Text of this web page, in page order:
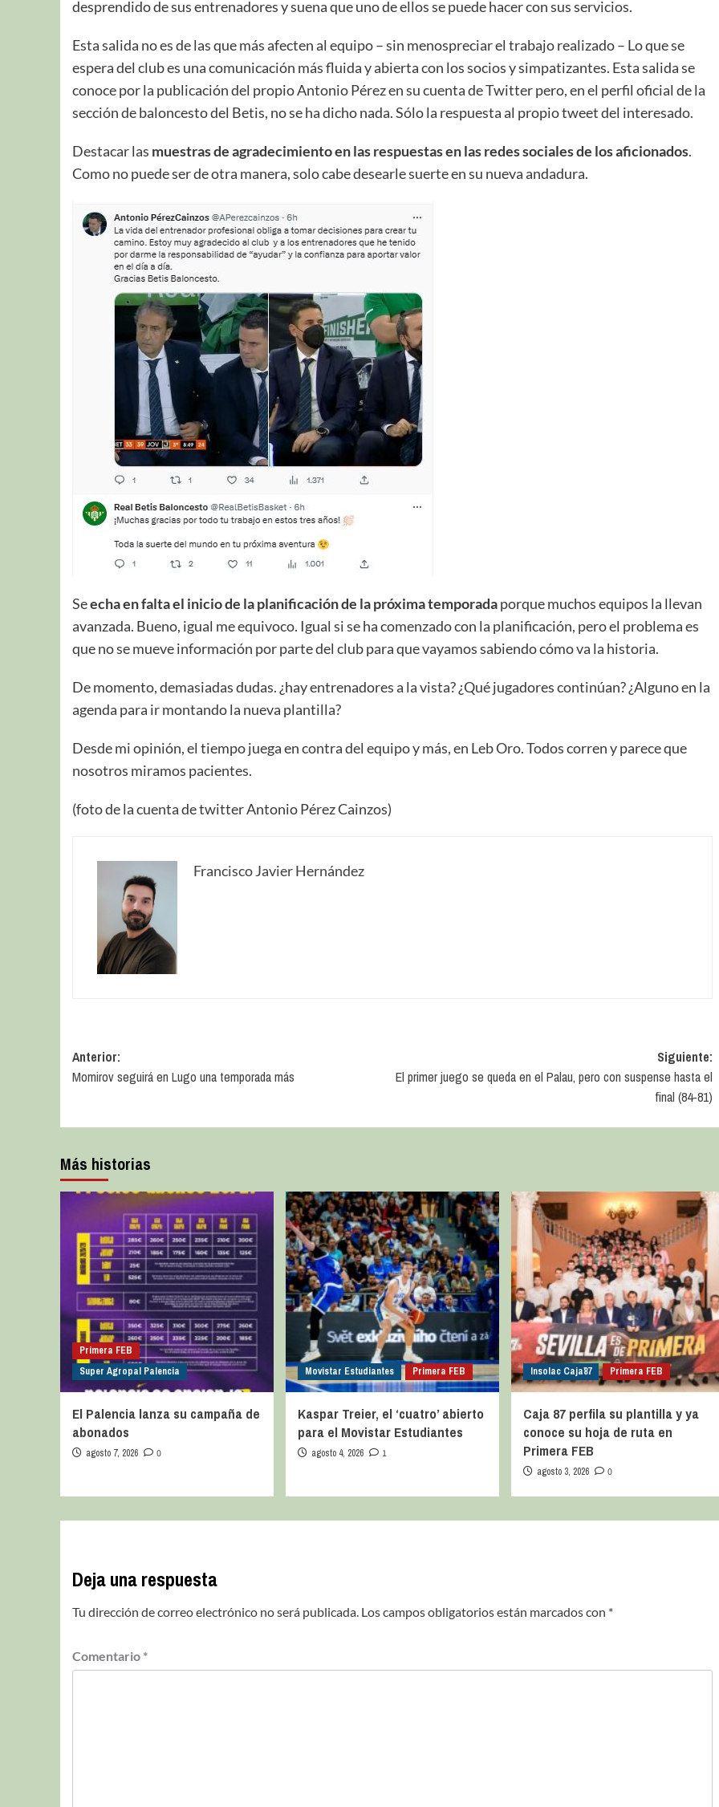
desprendido de sus entrenadores y suena que uno de ellos se puede hacer con sus servicios.
Esta salida no es de las que más afecten al equipo – sin menospreciar el trabajo realizado – Lo que se
espera del club es una comunicación más fluida y abierta con los socios y simpatizantes. Esta salida se
conoce por la publicación del propio Antonio Pérez en su cuenta de Twitter pero, en el perfil oficial de la
sección de baloncesto del Betis, no se ha dicho nada. Sólo la respuesta al propio tweet del interesado.
Destacar las muestras de agradecimiento en las respuestas en las redes sociales de los aficionados.
Como no puede ser de otra manera, solo cabe desearle suerte en su nueva andadura.
Seecha en falta el inicio de la planificación de la próxima temporadaporque muchos equipos la llevan
avanzada. Bueno, igual me equivoco. Igual si se ha comenzado con la planificación, pero el problema es
que no se mueve información por parte del club para que vayamos sabiendo cómo va la historia.
De momento, demasiadas dudas. ¿hay entrenadores a la vista? ¿Qué jugadores continúan? ¿Alguno en la
agenda para ir montando la nueva plantilla?
Desde mi opinión, el tiempo juega en contra del equipo y más, en Leb Oro. Todos corren y parece que
nosotros miramos pacientes.
(foto de la cuenta de twitter Antonio Pérez Cainzos)
Francisco Javier Hernández
Anterior:
Momirov seguirá en Lugo una temporada más
Siguiente:
El primer juego se queda en el Palau, pero con suspense hasta el
final (84-81)
Más historias
Primera FEB
Super Agropal Palencia
El Palencia lanza su campaña de
abonados
agosto 7, 2026 0
Movistar Estudiantes Primera FEB
Kaspar Treier, el ‘cuatro’ abierto
para el Movistar Estudiantes
agosto 4, 2026 1
Insolac Caja´87 Primera FEB
Caja 87 perfila su plantilla y ya
conoce su hoja de ruta en
Primera FEB
agosto 3, 2026 0
Deja una respuesta
Tu dirección de correo electrónico no será publicada. Los campos obligatorios están marcados con *
Comentario *